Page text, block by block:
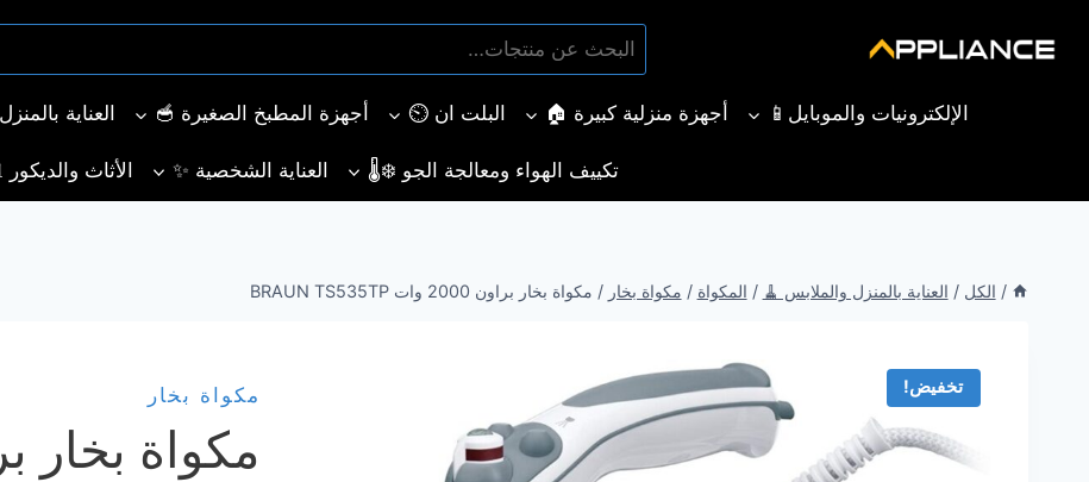
البحث
عن:
بحث
الإلكترونيات والموبايل📱 أجهزة منزلية كبيرة 🏠 البلت ان ⏲️ أجهزة المطبخ الصغيرة 🥣 العناية
تكييف الهواء ومعالجة الجو ❄️🌡️ العناية الشخصية ✨ الأثاث
/ الكل / العناية بالمنزل والملابس 🧹 / المكواة / مكواة بخار / مكواة بخار براون 2000 وات BRAUN TS535TP
تخفيض! مكواة بخار